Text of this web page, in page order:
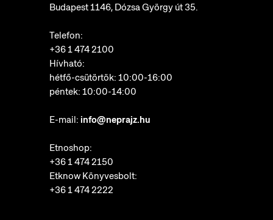
Budapest 1146, Dózsa György út 35.
Telefon:
+36 1 474 2100
Hívható:
hétfő-csütörtök: 10:00-16:00
péntek: 10:00-14:00
E-mail: info@neprajz.hu
Etnoshop:
+36 1 474 2150
Etknow Könyvesbolt:
+36 1 474 2222